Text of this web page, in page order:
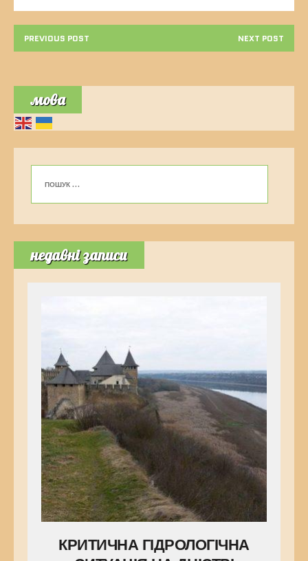
PREVIOUS POST NEXT POST
мова
недавні записи
КРИТИЧНА ГІДРОЛОГІЧНА